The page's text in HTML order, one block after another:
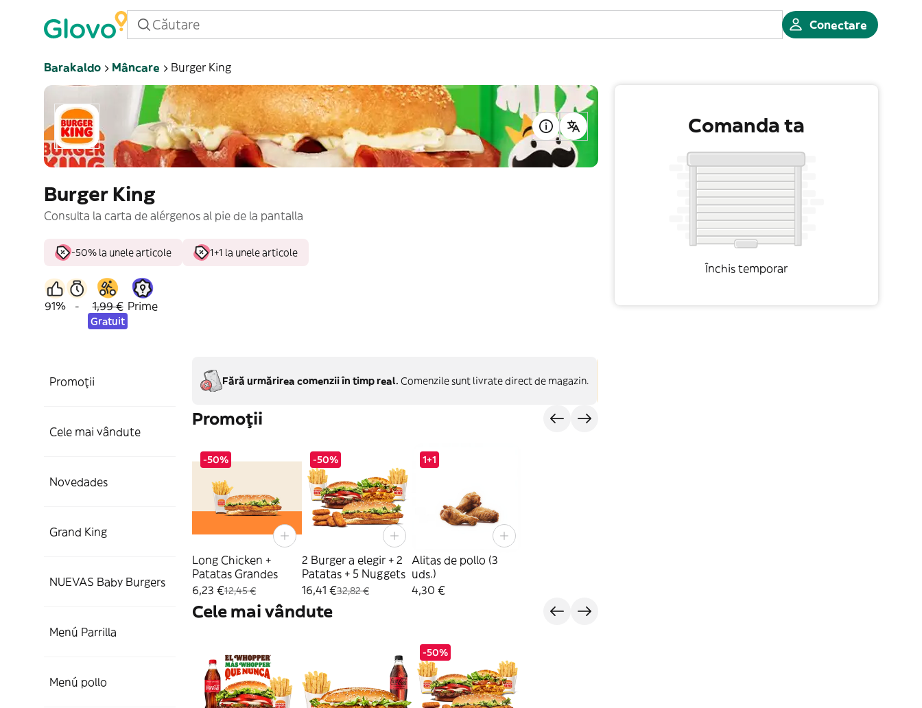
Conectare
Barakaldo Mâncare Burger King
Burger King
Consulta la carta de alérgenos al pie de la pantalla
-50% la unele articole 1+1 la unele articole
91% - 1,99 €
Gratuit
Prime
Promoții
Cele mai vândute
Novedades
Grand King
NUEVAS Baby Burgers
Menú Parrilla
Menú pollo
Fără urmărirea comenzii în timp real. Comenzile sunt livrate direct de magazin.
Promoții
-50%
Long Chicken +
Patatas Grandes
6,23 €12,45 €
-50%
2 Burger a elegir + 2
Patatas + 5 Nuggets
16,41 €32,82 €
1+1
Alitas de pollo (3
uds.)
4,30 €
Cele mai vândute
-50%
Comanda ta
Închis temporar